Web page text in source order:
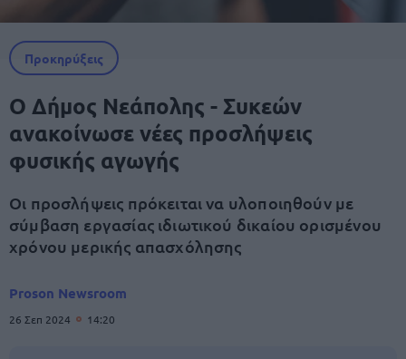
Προκηρύξεις
Ο Δήμος Νεάπολης - Συκεών
ανακοίνωσε νέες προσλήψεις
φυσικής αγωγής
Οι προσλήψεις πρόκειται να υλοποιηθούν με
σύμβαση εργασίας ιδιωτικού δικαίου ορισμένου
χρόνου μερικής απασχόλησης
Proson Newsroom
26 Σεπ 2024 14:20